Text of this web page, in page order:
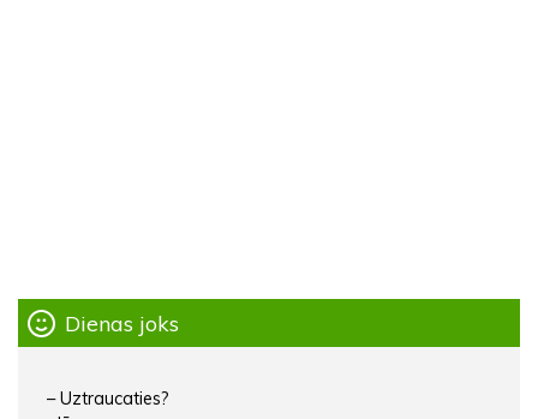
Dienas joks
– Uztraucaties?